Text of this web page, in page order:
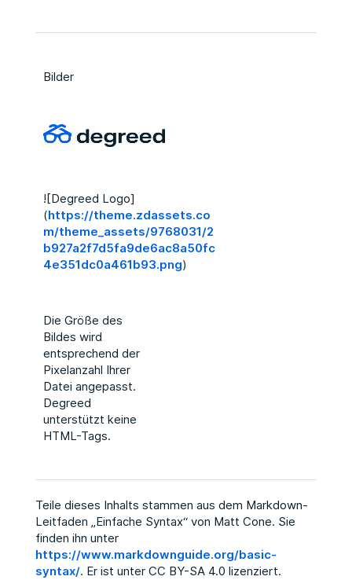
Bilder
![Degreed Logo]
(https://theme.zdassets.co
m/theme_assets/9768031/2
b927a2f7d5fa9de6ac8a50fc
4e351dc0a461b93.png)
Die Größe des
Bildes wird
entsprechend der
Pixelanzahl Ihrer
Datei angepasst.
Degreed
unterstützt keine
HTML-Tags.
Teile dieses Inhalts stammen aus dem Markdown-
Leitfaden „Einfache Syntax“ von Matt Cone. Sie
finden ihn unter
https://www.markdownguide.org/basic-
syntax/. Er ist unter CC BY-SA 4.0 lizenziert.